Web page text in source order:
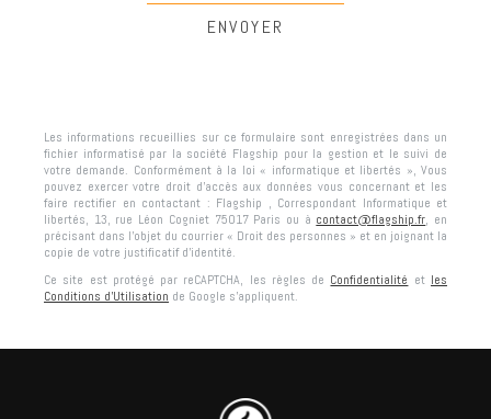
Les informations recueillies sur ce formulaire sont enregistrées dans un
fichier informatisé par la société Flagship pour la gestion et le suivi de
votre demande. Conformément à la loi « informatique et libertés », Vous
pouvez exercer votre droit d'accès aux données vous concernant et les
faire rectifier en contactant : Flagship , Correspondant Informatique et
libertés, 13, rue Léon Cogniet 75017 Paris ou à contact@flagship.fr, en
précisant dans l’objet du courrier « Droit des personnes » et en joignant la
copie de votre justificatif d’identité.
Ce site est protégé par reCAPTCHA, les règles de Confidentialité et les
Conditions d'Utilisation de Google s'appliquent.